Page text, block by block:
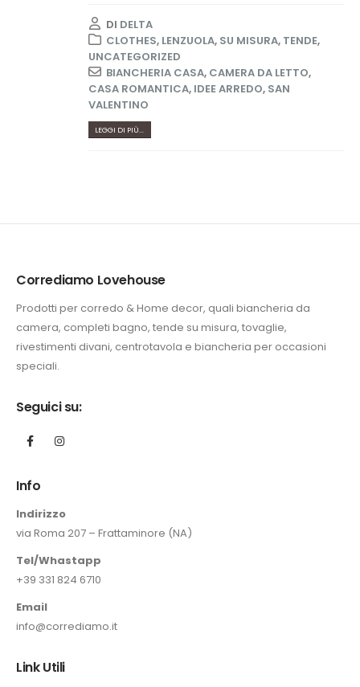
DI DELTA
CLOTHES, LENZUOLA, SU MISURA, TENDE,
UNCATEGORIZED
BIANCHERIA CASA, CAMERA DA LETTO,
CASA ROMANTICA, IDEE ARREDO, SAN
VALENTINO
LEGGI DI PIÙ...
Corrediamo Lovehouse
Prodotti per corredo & Home decor, quali biancheria da
camera, completi bagno, tende su misura, tovaglie,
rivestimenti divani, centrotavola e biancheria per occasioni
speciali.
Seguici su:
Info
Indirizzo
via Roma 207 – Frattaminore (NA)
Tel/Whastapp
+39 331 824 6710
Email
info@corrediamo.it
Link Utili